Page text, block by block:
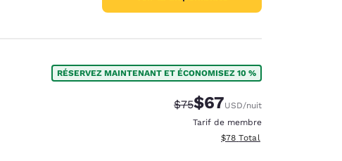
RÉSERVEZ MAINTENANT ET ÉCONOMISEZ 10 %
Tarif barré :
$75Tarif réduit :
$67USD/nuit
Tarif de membre
Afficher les détails totaux
$78 Total